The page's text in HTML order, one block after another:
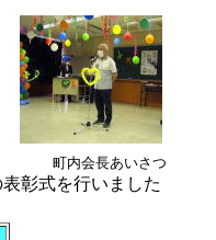
町内会長あいさつ
彰式を行いました